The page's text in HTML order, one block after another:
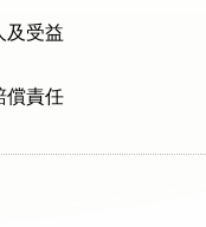
及受益
償責任